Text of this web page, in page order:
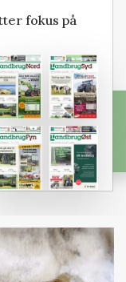
fokus på